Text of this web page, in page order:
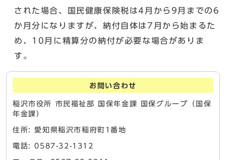
された場合、国民健康保険税は4月から9月までの6
か月分になりますが、納付自体は7月から始まるた
め、10月に精算分の納付が必要な場合がありま
す。
お問い合わせ
稲沢市役所 市民福祉部 国保年金課 国保グループ（国保
年金課）
住所: 愛知県稲沢市稲府町1番地
電話: 0587-32-1312